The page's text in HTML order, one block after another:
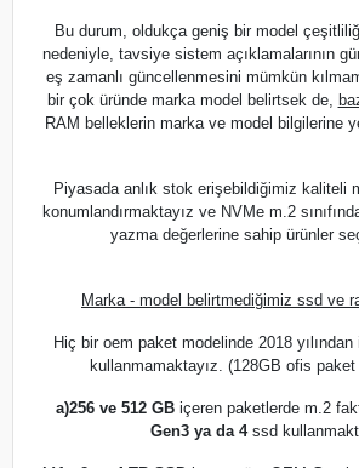
Bu durum, oldukça geniş bir model
nedeniyle, tavsiye sistem açıklamalarının
eş zamanlı güncellenmesini mümkün
bir çok üründe marka model belirtsek de,
RAM belleklerin marka ve model bilgilerine
Piyasada anlık stok erişebildiğimiz kaliteli
konumlandırmaktayız ve NVMe m.2
yazma değerlerine sahip ürünler
Marka - model belirtmediğimiz ssd ve
Hiç bir oem paket modelinde 2018
kullanmamaktayız. (128GB ofis
a)256 ve 512 GB içeren paketlerde m.2
Gen3 ya da 4ssd